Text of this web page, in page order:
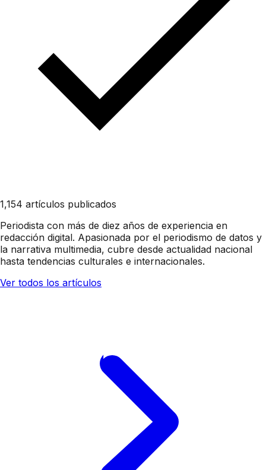
1,154 artículos publicados
Periodista con más de diez años de experiencia en
redacción digital. Apasionada por el periodismo de datos y
la narrativa multimedia, cubre desde actualidad nacional
hasta tendencias culturales e internacionales.
Ver todos los artículos